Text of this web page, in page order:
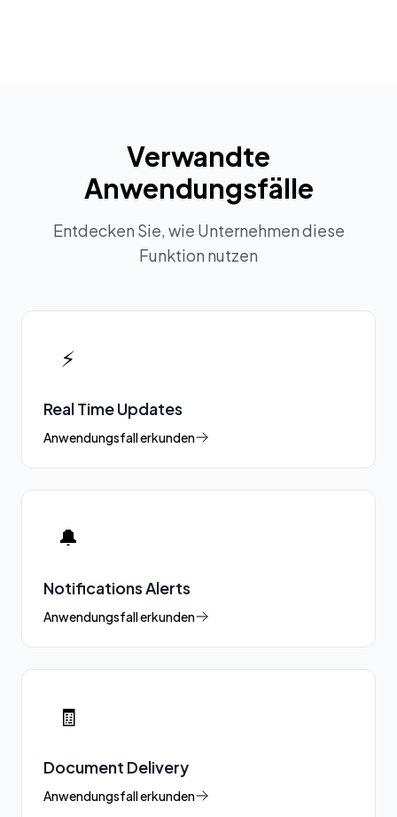
Verwandte
Anwendungsfälle
Entdecken Sie, wie Unternehmen diese
Funktion nutzen
⚡
Real Time Updates
Anwendungsfall erkunden
🔔
Notifications Alerts
Anwendungsfall erkunden
🧾
Document Delivery
Anwendungsfall erkunden